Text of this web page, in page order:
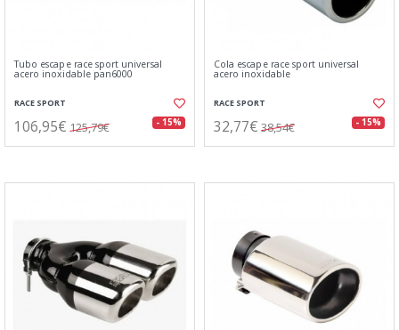
Tubo escape race sport universal
acero inoxidable pan6000
RACE SPORT
106,95€ 125,79€ - 15%
Cola escape race sport universal
acero inoxidable
RACE SPORT
32,77€ 38,54€ - 15%